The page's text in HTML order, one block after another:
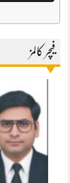
فیچر کالمز